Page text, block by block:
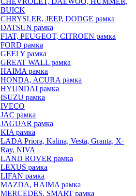
BUICK
CHRYSLER, JEEP, DODGE рамка
DATSUN рамка
FIAT, PEUGEOT, CITROEN рамка
FORD рамка
GEELY рамка
GREAT WALL рамка
HAIMA рамка
HONDA, ACURA рамка
HYUNDAI рамка
ISUZU рамка
IVECO
JAC рамка
JAGUAR рамка
KIA рамка
LADA Priora, Kalina, Vesta, Granta, X-
Ray, NIVA
LAND ROVER рамка
LEXUS рамка
LIFAN рамка
MAZDA, HAIMA рамка
MERCEDES, SMART рамка